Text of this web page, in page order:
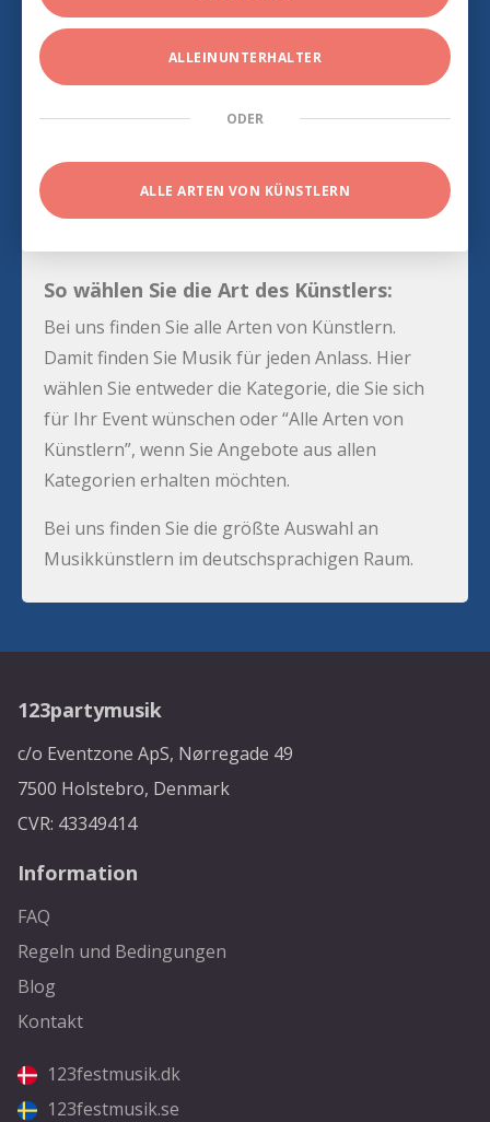
ALLEINUNTERHALTER
ODER
ALLE ARTEN VON KÜNSTLERN
So wählen Sie die Art des Künstlers:
Bei uns finden Sie alle Arten von Künstlern.
Damit finden Sie Musik für jeden Anlass. Hier
wählen Sie entweder die Kategorie, die Sie sich
für Ihr Event wünschen oder “Alle Arten von
Künstlern”, wenn Sie Angebote aus allen
Kategorien erhalten möchten.
Bei uns finden Sie die größte Auswahl an
Musikkünstlern im deutschsprachigen Raum.
123partymusik
c/o Eventzone ApS, Nørregade 49
7500 Holstebro, Denmark
CVR: 43349414
Information
FAQ
Regeln und Bedingungen
Blog
Kontakt
123festmusik.dk
123festmusik.se